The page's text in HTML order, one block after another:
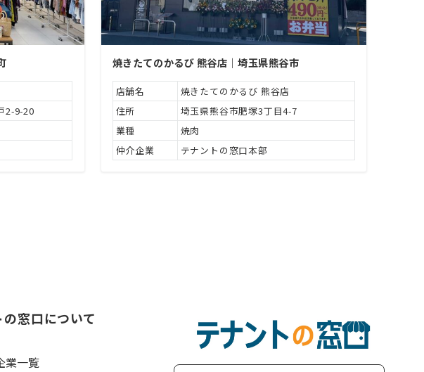
2-9-20
焼きたてのかるび 熊谷店｜埼玉県熊谷市
店舗名
焼きたてのかるび 熊谷店
住所
埼玉県熊谷市肥塚3丁目4-7
業種
焼肉
仲介企業
テナントの窓口本部
窓口について
業一覧